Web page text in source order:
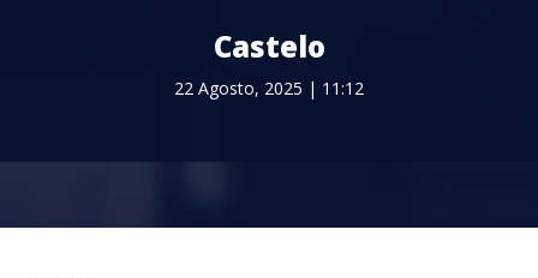
Castelo
22 Agosto, 2025 | 11:12